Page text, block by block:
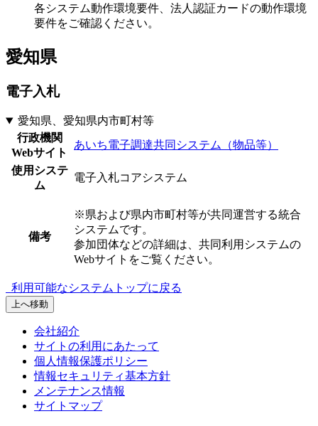
各システム動作環境要件、法人認証カードの動作環境
要件をご確認ください。
愛知県
電子入札
愛知県、愛知県内市町村等
行政機関
Webサイト
あいち電子調達共同システム（物品等）
使用システ
ム
電子入札コアシステム
備考
※県および県内市町村等が共同運営する統合
システムです。
参加団体などの詳細は、共同利用システムの
Webサイトをご覧ください。
利用可能なシステムトップに戻る
上へ移動
会社紹介
サイトの利用にあたって
個人情報保護ポリシー
情報セキュリティ基本方針
メンテナンス情報
サイトマップ